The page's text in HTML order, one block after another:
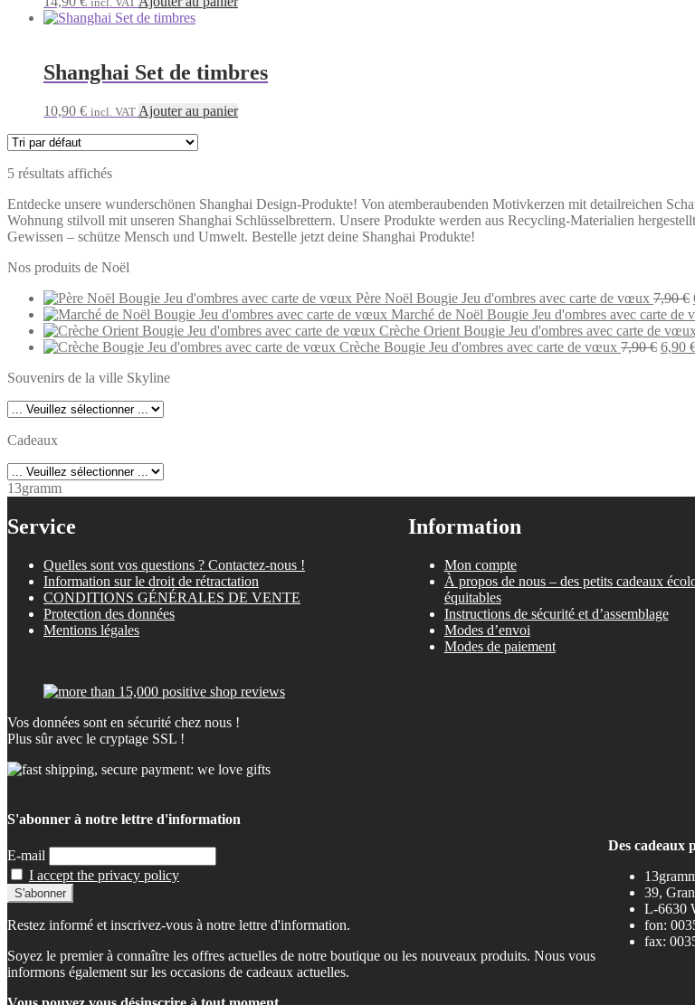
Shanghai Set de timbres
10,90 € incl. VAT Ajouter au panier
5 résultats affichés
Entdecke unsere wunderschönen Shanghai Design-Produkte! Von atemberaubenden Motivkerzen mit detailreichen
Wohnung stilvoll mit unseren Shanghai Schlüsselbrettern. Unsere Produkte werden aus Recycling-Materialien
Gewissen – schütze Mensch und Umwelt. Bestelle jetzt deine Shanghai Produkte!
Nos produits de Noël
Père Noël Bougie Jeu d'ombres avec carte de vœux 7,90€
Marché de Noël Bougie Jeu d'ombres avec carte de
Crèche Orient Bougie Jeu d'ombres avec carte de
Crèche Bougie Jeu d'ombres avec carte de vœux 7,90€ Le
6,90
Souvenirs de la ville Skyline
Cadeaux
13gramm
Service
Quelles sont vos questions ? Contactez-nous !
Information sur le droit de rétractation
CONDITIONS GÉNÉRALES DE VENTE
Protection des données
Mentions légales
Information
Mon compte
À propos de nous – des petits cadeaux
équitables
Instructions de sécurité et d’assemblage
Modes d’envoi
Modes de paiement
Vos données sont en sécurité chez nous !
Plus sûr avec le cryptage SSL !
S'abonner à notre lettre d'information
E-mail
I accept the privacy policy
Restez informé et inscrivez-vous à notre lettre d'information.
Soyez le premier à connaître les offres actuelles de notre boutique ou les nouveaux produits. Nous vous
informons également sur les occasions de cadeaux actuelles.
Des cadeaux
39,
L-6630
fon:
fax: